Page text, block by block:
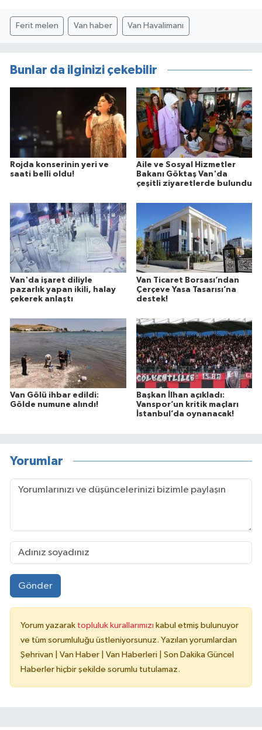
Ferit melen Van haber Van Havalimanı
Bunlar da ilginizi çekebilir
Rojda konserinin yeri ve
saati belli oldu!
Aile ve Sosyal Hizmetler
Bakanı Göktaş Van'da
çeşitli ziyaretlerde bulundu
Van'da işaret diliyle
pazarlık yapan ikili, halay
çekerek anlaştı
Van Ticaret Borsası’ndan
Çerçeve Yasa Tasarısı’na
destek!
Van Gölü ihbar edildi:
Gölde numune alındı!
Başkan İlhan açıkladı:
Vanspor’un kritik maçları
İstanbul’da oynanacak!
Yorumlar
Gönder
Yorum yazarak topluluk kurallarımızı kabul etmiş bulunuyor
ve tüm sorumluluğu üstleniyorsunuz. Yazılan yorumlardan
Şehrivan | Van Haber | Van Haberleri | Son Dakika Güncel
Haberler hiçbir şekilde sorumlu tutulamaz.